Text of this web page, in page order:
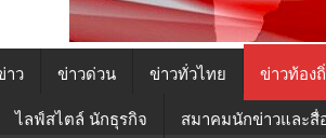
าว ข่าวด่วน ข่าวทั่วไทย ข่าวท้อง
ไลฟ์สไตล์ นักธุรกิจ สมาคมนักข่าวและสื่